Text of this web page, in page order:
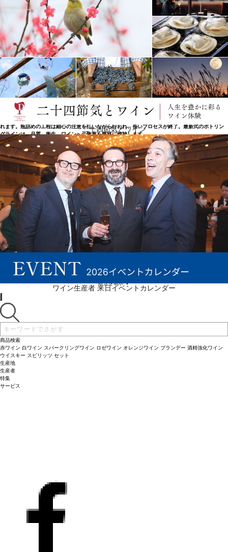
最先端技術の導入
生産工程のすべての段階で、卓越性を追求するための最先端技術を導入しています。上質な葡萄が
識別できる光学式選別装置を持つイタリアで数少ないワイナリーのひとつです。最も先進的で革新
的な設備を備えた最新世代の研究所を備えています。毎日、ワインの品質を保証し、厳格なパラメ
ータを分析し、制御を行っています。エミリア・ロマーニャ州で初めて、葡萄とワインの生産に関
する「国立統合生産品質システム」（SQNPI）の認定を受けたワイナリーでもあります。これは、
環境と土地を保護するために採用した農法を保証しています。 スチールタンクでの発酵は、葡萄処
理の最も重要な段階であり、技術的な設備と、スタッフの経験が違いを生むのです。発酵後、瓶詰
め用のワインと熟成用のワインを分けます。ワインを寝かせるために、最高級の樽を選択し、使用
することが重要。葡萄の選定と巧みなブレンドによって、毎年、ユニークな味わいのワインが生ま
れます。瓶詰めの工程は細心の注意を払いながら行われ、長いプロセスが終了。最新式のボトリン
グラインは、品質、衛生、ワインへの敬意を厳格に維持します。
続きを表示 ▼
二十四節気とワイン
ワイン生産者 来日イベントカレンダー
商品検索
赤ワイン 白ワイン スパークリングワイン ロゼワイン オレンジワイン ブランデー 酒精強化ワイン
ウイスキー スピリッツ セット
生産地
生産者
特集
サービス